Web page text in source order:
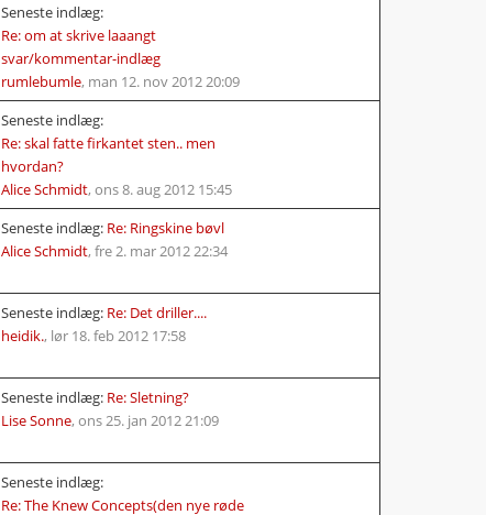
Seneste indlæg:
Re: om at skrive laaangt
svar/kommentar-indlæg
rumlebumle, man 12. nov 2012 20:09
Seneste indlæg:
Re: skal fatte firkantet sten.. men
hvordan?
Alice Schmidt, ons 8. aug 2012 15:45
Seneste indlæg: Re: Ringskine bøvl
Alice Schmidt, fre 2. mar 2012 22:34
Seneste indlæg: Re: Det driller....
heidik., lør 18. feb 2012 17:58
Seneste indlæg: Re: Sletning?
Lise Sonne, ons 25. jan 2012 21:09
Seneste indlæg:
Re: The Knew Concepts(den nye røde